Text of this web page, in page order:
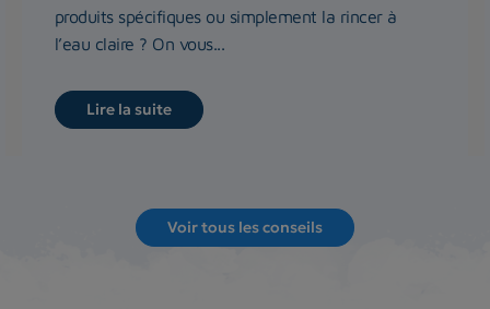
produits spécifiques ou simplement la rincer à
l’eau claire ? On vous...
Lire la suite
Voir tous les conseils